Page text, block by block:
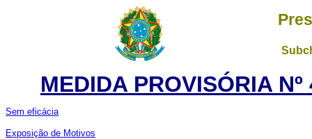
MEDIDA PROVISÓRIA
Sem eficácia
Exposição de Motivos